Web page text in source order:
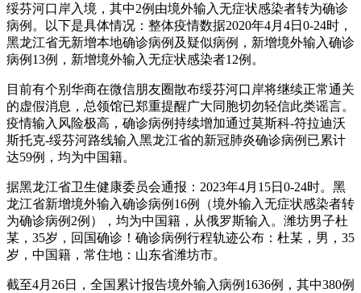
绥芬河口岸入境，其中2例由境外输入无症状感染者转为确诊
病例。以下是具体情况：整体疫情数据2020年4月4日0-24时，
黑龙江省无新增本地确诊病例及疑似病例，新增境外输入确诊
病例13例，新增境外输入无症状感染者12例。
目前有个别华商在微信朋友圈散布绥芬河口岸将继续正常通关
的虚假消息，总领馆已郑重提醒广大同胞切勿轻信此类谣言。
疫情输入风险极高，确诊病例持续增加通过莫斯科-符拉迪沃
斯托克-绥芬河路线输入黑龙江省的新冠肺炎确诊病例已累计
达59例，均为中国籍。
据黑龙江省卫生健康委员会通报：2023年4月15日0-24时。黑
龙江省新增境外输入确诊病例16例（境外输入无症状感染者转
为确诊病例2例），均为中国籍，从俄罗斯输入。潍坊男子杜
某，35岁，回国确诊！确诊病例行程轨迹公布：杜某，男，35
岁，中国籍，常住地：山东省潍坊市。
截至4月26日，全国累计报告境外输入病例1636例，其中380例